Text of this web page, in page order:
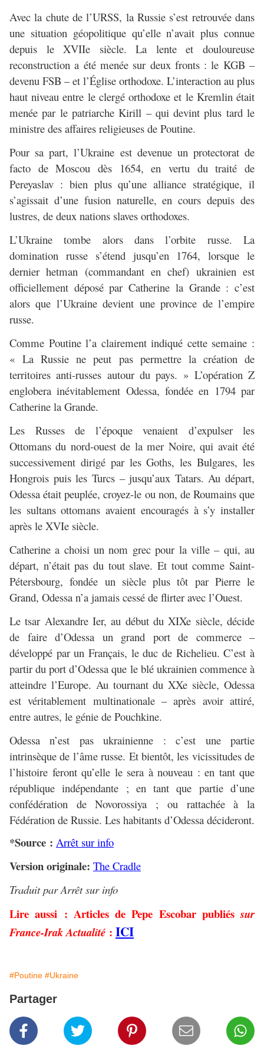
Avec la chute de l’URSS, la Russie s’est retrouvée dans
une situation géopolitique qu’elle n’avait plus connue
depuis le XVIIe siècle. La lente et douloureuse
reconstruction a été menée sur deux fronts : le KGB –
devenu FSB – et l’Église orthodoxe. L’interaction au plus
haut niveau entre le clergé orthodoxe et le Kremlin était
menée par le patriarche Kirill – qui devint plus tard le
ministre des affaires religieuses de Poutine.
Pour sa part, l’Ukraine est devenue un protectorat de
facto de Moscou dès 1654, en vertu du traité de
Pereyaslav : bien plus qu’une alliance stratégique, il
s’agissait d’une fusion naturelle, en cours depuis des
lustres, de deux nations slaves orthodoxes.
L’Ukraine tombe alors dans l’orbite russe. La
domination russe s’étend jusqu’en 1764, lorsque le
dernier hetman (commandant en chef) ukrainien est
officiellement déposé par Catherine la Grande : c’est
alors que l’Ukraine devient une province de l’empire
russe.
Comme Poutine l’a clairement indiqué cette semaine :
« La Russie ne peut pas permettre la création de
territoires anti-russes autour du pays. » L’opération Z
englobera inévitablement Odessa, fondée en 1794 par
Catherine la Grande.
Les Russes de l’époque venaient d’expulser les
Ottomans du nord-ouest de la mer Noire, qui avait été
successivement dirigé par les Goths, les Bulgares, les
Hongrois puis les Turcs – jusqu’aux Tatars. Au départ,
Odessa était peuplée, croyez-le ou non, de Roumains que
les sultans ottomans avaient encouragés à s’y installer
après le XVIe siècle.
Catherine a choisi un nom grec pour la ville – qui, au
départ, n’était pas du tout slave. Et tout comme Saint-
Pétersbourg, fondée un siècle plus tôt par Pierre le
Grand, Odessa n’a jamais cessé de flirter avec l’Ouest.
Le tsar Alexandre Ier, au début du XIXe siècle, décide
de faire d’Odessa un grand port de commerce –
développé par un Français, le duc de Richelieu. C’est à
partir du port d’Odessa que le blé ukrainien commence à
atteindre l’Europe. Au tournant du XXe siècle, Odessa
est véritablement multinationale – après avoir attiré,
entre autres, le génie de Pouchkine.
Odessa n’est pas ukrainienne : c’est une partie
intrinsèque de l’âme russe. Et bientôt, les vicissitudes de
l’histoire feront qu’elle le sera à nouveau : en tant que
république indépendante ; en tant que partie d’une
confédération de Novorossiya ; ou rattachée à la
Fédération de Russie. Les habitants d’Odessa décideront.
*Source : Arrêt sur info
Version originale: The Cradle
Traduit par Arrêt sur info
Lire aussi : Articles de Pepe Escobar publiéssur
France-Irak Actualité : ICI
#Poutine #Ukraine
Partager